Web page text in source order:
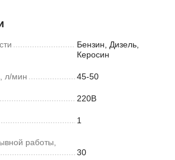
Бензин, Дизель,
Керосин
л/мин 45-50
220В
1
работы,
30